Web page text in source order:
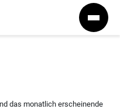
das monatlich erscheinende